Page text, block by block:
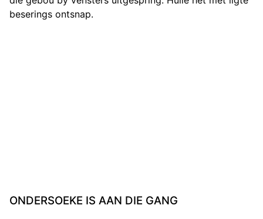
beserings ontsnap.
ONDERSOEKE IS AAN DIE GANG